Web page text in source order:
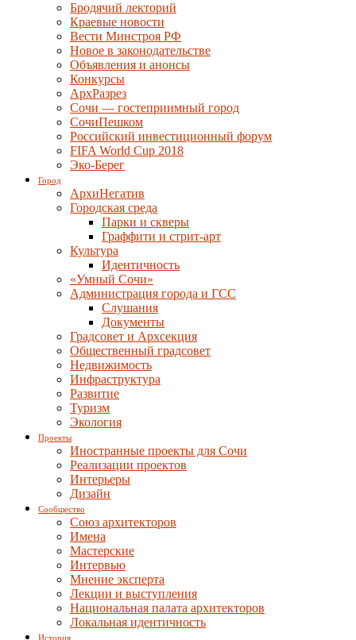
Бродячий лекторий
Краевые новости
Вести Минстроя РФ
Новое в законодательстве
Объявления и анонсы
Конкурсы
АрхРазрез
Сочи — гостеприимный город
СочиПешком
Российский инвестиционный форум
FIFA World Cup 2018
Эко-Берег
Город
АрхиНегатив
Городская среда
Парки и скверы
Граффити и стрит-арт
Культура
Идентичность
«Умный Сочи»
Администрация города и ГСС
Слушания
Документы
Градсовет и Архсекция
Общественный градсовет
Недвижимость
Инфраструктура
Развитие
Туризм
Экология
Проекты
Иностранные проекты для Сочи
Реализации проектов
Интерьеры
Дизайн
Сообщество
Союз архитекторов
Имена
Мастерские
Интервью
Мнение эксперта
Лекции и выступления
Национальная палата архитекторов
Локальная идентичность
История